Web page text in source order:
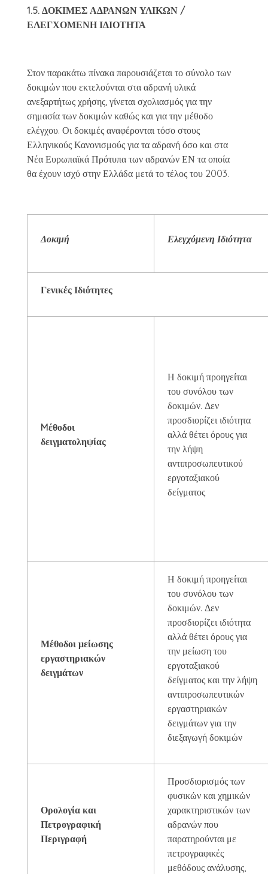
1.5. ΔΟΚΙΜΕΣ ΑΔΡΑΝΩΝ ΥΛΙΚΩΝ /
ΕΛΕΓΧΟΜΕΝΗ ΙΔΙΟΤΗΤΑ
Στον παρακάτω πίνακα παρουσιάζεται το σύνολο των
δοκιμών που εκτελούνται στα αδρανή υλικά
ανεξαρτήτως χρήσης, γίνεται σχολιασμός για την
σημασία των δοκιμών καθώς και για την μέθοδο
ελέγχου. Οι δοκιμές αναφέρονται τόσο στους
Ελληνικούς Κανονισμούς για τα αδρανή όσο και στα
Νέα Ευρωπαϊκά Πρότυπα των αδρανών ΕΝ τα οποία
θα έχουν ισχύ στην Ελλάδα μετά το τέλος του 2003.
Δοκιμή Ελεγχόμενη Ιδιότητα
Γενικές Ιδιότητες
Mέθοδοι
δειγματοληψίας
Η δοκιμή προηγείται
του συνόλου των
δοκιμών. Δεν
προσδιορίζει ιδιότητα
αλλά θέτει όρους για
την λήψη
αντιπροσωπευτικού
εργοταξιακού
δείγματος
Μέθοδοι μείωσης
εργαστηριακών
δειγμάτων
Η δοκιμή προηγείται
του συνόλου των
δοκιμών. Δεν
προσδιορίζει ιδιότητα
αλλά θέτει όρους για
την μείωση του
εργοταξιακού
δείγματος και την λήψη
αντιπροσωπευτικών
εργαστηριακών
δειγμάτων για την
διεξαγωγή δοκιμών
Ορολογία και
Πετρογραφική
Περιγραφή
Προσδιορισμός των
φυσικών και χημικών
χαρακτηριστικών των
αδρανών που
παρατηρούνται με
πετρογραφικές
μεθόδους ανάλυσης,